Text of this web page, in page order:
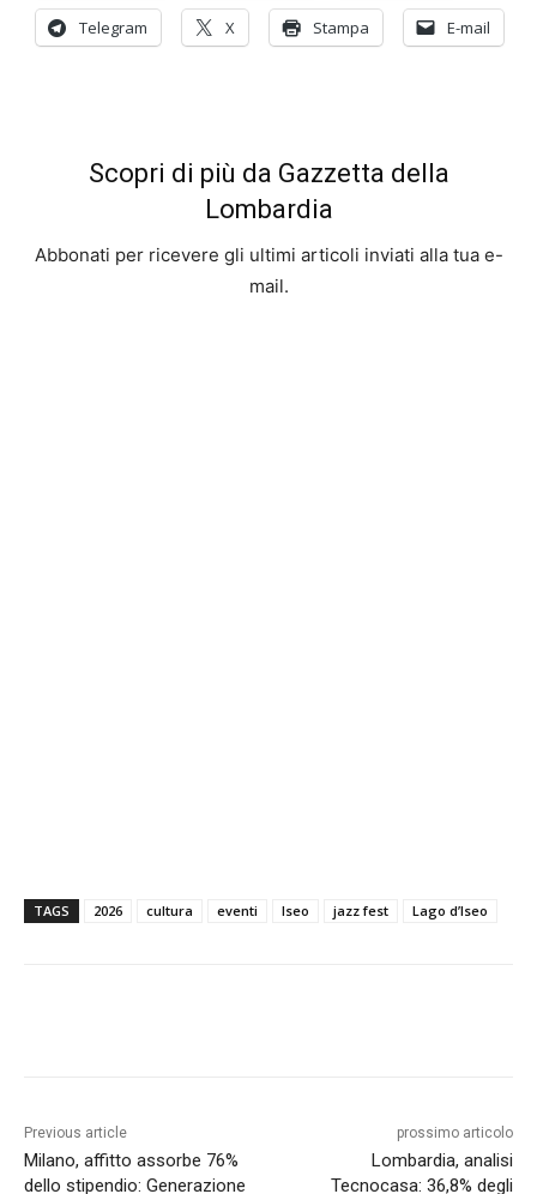
Telegram X Stampa E-mail
Scopri di più da Gazzetta della
Lombardia
Abbonati per ricevere gli ultimi articoli inviati alla tua e-
mail.
TAGS 2026 cultura eventi Iseo jazz fest Lago d’Iseo
Previous article
Milano, affitto assorbe 76%
dello stipendio: Generazione
prossimo articolo
Lombardia, analisi
Tecnocasa: 36,8% degli